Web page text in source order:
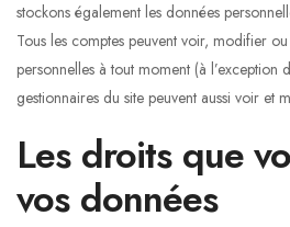
stockons également les données
Tous les comptes peuvent voir, modifier
personnelles à tout moment (à l’exception
gestionnaires du site peuvent aussi voir et
Les droits que
vos données